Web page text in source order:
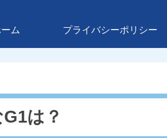
ム プライバシーポリシー
は？